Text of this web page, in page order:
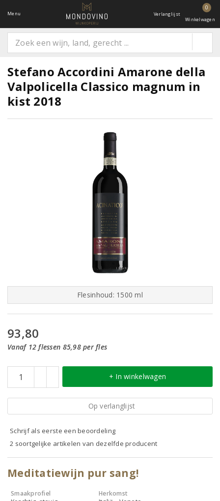
Menu Verlanglijst
0
Winkelwagen
Stefano Accordini Amarone della
Valpolicella Classico magnum in
kist 2018
Flesinhoud: 1500 ml
93,80
Vanaf 12 flessen 85,98 per fles
+ In winkelwagen
Op verlanglijst
Schrijf als eerste een beoordeling
2 soortgelijke artikelen van dezelfde producent
Meditatiewijn pur sang!
Smaakprofiel Herkomst